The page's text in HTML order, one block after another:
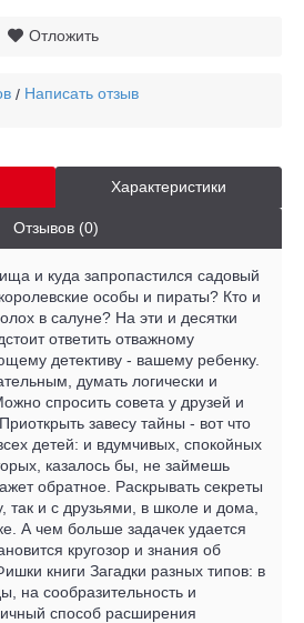
Отложить
/ Написать отзыв
Характеристики
Отзывов (0)
и куда запропастился садовый
особы и пираты? Кто и
в салуне? На эти и десятки
ответить отважному
детективу - вашему ребенку.
думать логически и
спросить совета у друзей и
завесу тайны - вот что
детей: и вдумчивых, спокойных
казалось бы, не займешь
обратное. Раскрывать секреты
так и с друзьями, в школе и дома,
А чем больше задачек удается
кругозор и знания об
книги Загадки разных типов: в
на сообразительность и
способ расширения